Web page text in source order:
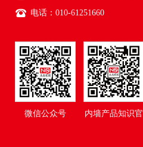
电话：010-61251660
微信公众号 内墙产品知识官